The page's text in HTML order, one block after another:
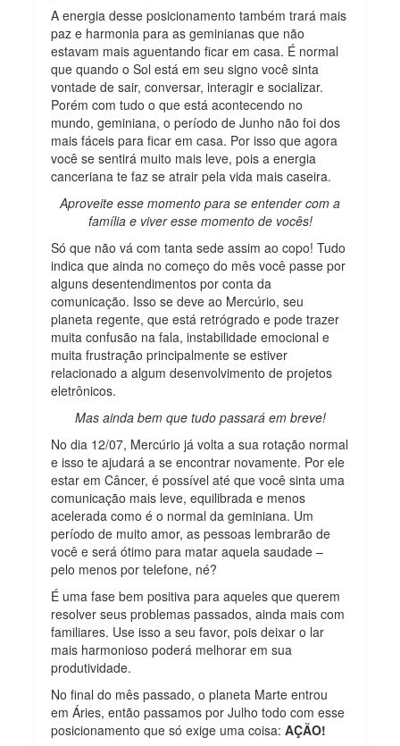
A energia desse posicionamento também trará mais
paz e harmonia para as geminianas que não
estavam mais aguentando ficar em casa. É normal
que quando o Sol está em seu signo você sinta
vontade de sair, conversar, interagir e socializar.
Porém com tudo o que está acontecendo no
mundo, geminiana, o período de Junho não foi dos
mais fáceis para ficar em casa. Por isso que agora
você se sentirá muito mais leve, pois a energia
canceriana te faz se atrair pela vida mais caseira.
Aproveite esse momento para se entender com a
família e viver esse momento de vocês!
Só que não vá com tanta sede assim ao copo! Tudo
indica que ainda no começo do mês você passe por
alguns desentendimentos por conta da
comunicação. Isso se deve ao Mercúrio, seu
planeta regente, que está retrógrado e pode trazer
muita confusão na fala, instabilidade emocional e
muita frustração principalmente se estiver
relacionado a algum desenvolvimento de projetos
eletrônicos.
Mas ainda bem que tudo passará em breve!
No dia 12/07, Mercúrio já volta a sua rotação normal
e isso te ajudará a se encontrar novamente. Por ele
estar em Câncer, é possível até que você sinta uma
comunicação mais leve, equilibrada e menos
acelerada como é o normal da geminiana. Um
período de muito amor, as pessoas lembrarão de
você e será ótimo para matar aquela saudade –
pelo menos por telefone, né?
É uma fase bem positiva para aqueles que querem
resolver seus problemas passados, ainda mais com
familiares. Use isso a seu favor, pois deixar o lar
mais harmonioso poderá melhorar em sua
produtividade.
No final do mês passado, o planeta Marte entrou
em Áries, então passamos por Julho todo com esse
posicionamento que só exige uma coisa:AÇÃO!